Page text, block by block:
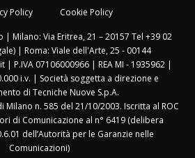
Policy Cookie Policy
Milano: Via Eritrea, 21 – 20157 Tel +39 02
| Roma: Viale dell'Arte, 25 - 00144
| P.IVA 07106000966 | REA MI - 1935962 |
i.v. | Società soggetta a direzione e
di Tecniche Nuove S.p.A.
Milano n. 585 del 21/10/2003. Iscritta al ROC
di Comunicazione al n° 6419 (delibera
dell’Autorità per le Garanzie nelle
Comunicazioni)